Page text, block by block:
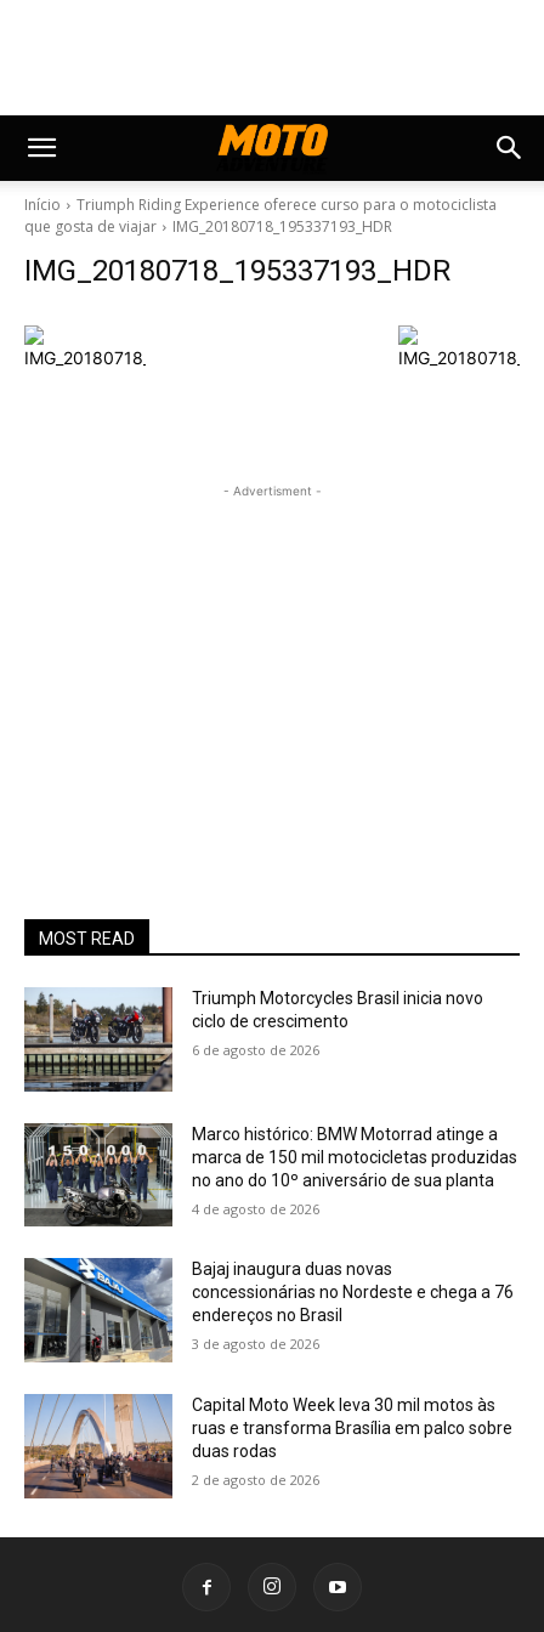
Início
Triumph Riding Experience oferece curso para o motociclista
que gosta de viajar
IMG_20180718_195337193_HDR
IMG_20180718_195337193_HDR
- Advertisment -
MOST READ
Triumph Motorcycles Brasil inicia novo
ciclo de crescimento
6 de agosto de 2026
Marco histórico: BMW Motorrad atinge a
marca de 150 mil motocicletas produzidas
no ano do 10º aniversário de sua planta
4 de agosto de 2026
Bajaj inaugura duas novas
concessionárias no Nordeste e chega a 76
endereços no Brasil
3 de agosto de 2026
Capital Moto Week leva 30 mil motos às
ruas e transforma Brasília em palco sobre
duas rodas
2 de agosto de 2026